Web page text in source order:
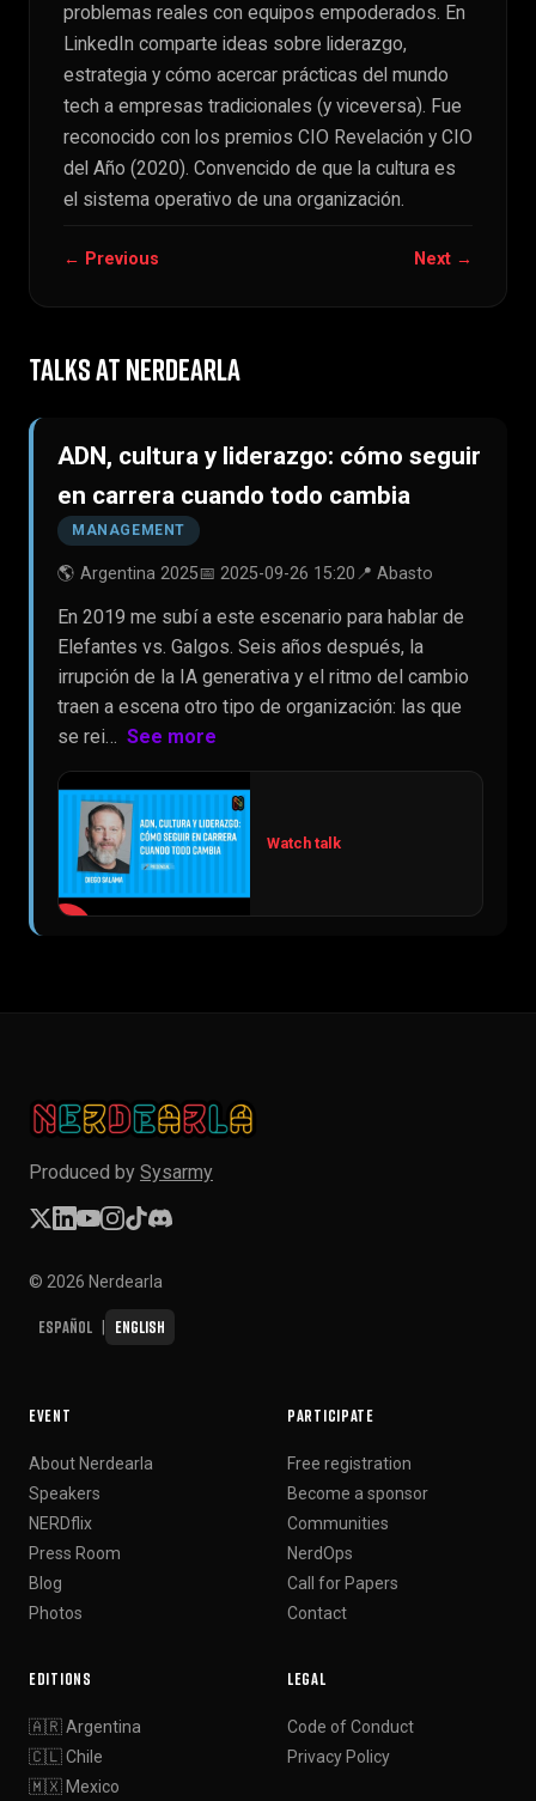
problemas reales con equipos empoderados. En
LinkedIn comparte ideas sobre liderazgo,
estrategia y cómo acercar prácticas del mundo
tech a empresas tradicionales (y viceversa). Fue
reconocido con los premios CIO Revelación y CIO
del Año (2020). Convencido de que la cultura es
el sistema operativo de una organización.
← Previous Next →
TALKS AT NERDEARLA
ADN, cultura y liderazgo: cómo seguir
en carrera cuando todo cambia
MANAGEMENT
🌎 Argentina 2025📅 2025-09-26 15:20📍 Abasto
En 2019 me subí a este escenario para hablar de
Elefantes vs. Galgos. Seis años después, la
irrupción de la IA generativa y el ritmo del cambio
traen a escena otro tipo de organización: las que
se rei… See more
Watch talk
Produced by Sysarmy
© 2026 Nerdearla
Español English
EVENT
About Nerdearla
Speakers
NERDflix
Press Room
Blog
Photos
PARTICIPATE
Free registration
Become a sponsor
Communities
NerdOps
Call for Papers
Contact
EDITIONS
🇦🇷 Argentina
🇨🇱 Chile
🇲🇽 Mexico
LEGAL
Code of Conduct
Privacy Policy